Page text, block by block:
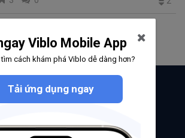
1
Tags
Viblo Mobile App
cách khám phá Viblo dễ dàng hơn?
Tải ứng dụng ngay